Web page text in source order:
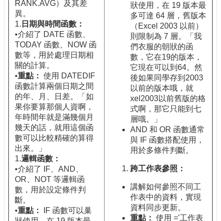
RANK.AVG）及其差
異。
1. 日期與時間函數：
•介紹了 DATE 函數、
TODAY 函數、NOW 函
數等，用於處理日期相
關的計算。
•重點： 使用 DATEDIF
函數計算兩個日期之間
的年、月、日差。「如
果你要算那個人資啊，
年時間年就是滿幾個月
幾天的話，就用這個函
數可以比較精確的算得
出來。」
1.邏輯函數：
•介紹了 IF、AND、
OR、NOT 等邏輯函
數，用於設定條件判
斷。
•重點：
IF 函數可以巢
狀使用，在 19 版本最
多可達 64 層，舊版本
（Excel 2003 以前）
則限制為 7 層。「我
們衣服的朝狀的函
數，它在19的版本，
它現在可以到64。然
後如果同學存到2003
以前的版本哦，就
xel2003以前舊版的格
式啊，那它只能到七
層哦。」
AND 和 OR 函數通常
與 IF 函數搭配使用，
用於多條件判斷。
跨工作表參照：
講解如何參照不同工
作表中的資料，實現
資料同步更新。
重點： 使用 ='工作表